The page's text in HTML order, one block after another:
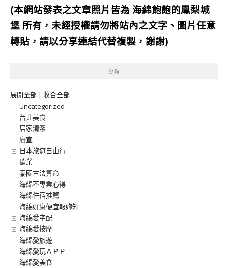
(本網站發表之文章照片皆為 海綿飽飽的鳳梨城
堡 所有，未經授權請勿將站內之文字、圖片任意
轉貼，請以分享連結代替複製，謝謝)
分類
展開全部 | 收合全部
Uncategorized
台北美食
居家清潔
廣宣
日本旅遊自由行
歇業
泰國古法算命
海綿不專業心得
海綿住宿推薦
海綿好康便宜報妳知
海綿愛宅配
海綿愛按摩
海綿愛旅遊
海綿愛玩ＡＰＰ
海綿愛美食